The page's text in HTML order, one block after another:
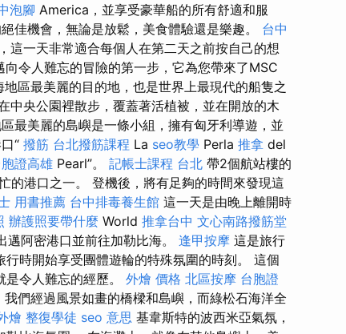
泡腳 America，並享受豪華船的所有舒適和服
佳機會，無論是放鬆，美食體驗還是樂趣。 台中
這一天非常適合每個人在第二天之前按自己的想
向令人難忘的冒險的第一步，它為您帶來了MSC
區最美麗的目的地，也是世界上最現代的船隻之
中央公園裡散步，覆蓋著活植被，並在開放的木
最美麗的島嶼是一條小組，擁有匈牙利導遊，並
“ 撥筋 台北撥筋課程 La seo教學 Perla 推拿 del
證高雄 Pearl”。 記帳士課程 台北 帶2個航站樓的
的港口之一。 登機後，將有足夠的時間來發現這
用書推薦 台中排毒養生館 這一天是由晚上離開時
辦護照要帶什麼 World 推拿台中 文心南路撥筋堂
邁阿密港口並前往加勒比海。 逢甲按摩 這是旅行
時開始享受團體遊輪的特殊氛圍的時刻。 這個
令人難忘的經歷。 外燴 價格 北區按摩 台胞證
我們經過風景如畫的橋樑和島嶼，而綠松石海洋全
燴 整復學徒 seo 意思 基韋斯特的波西米亞氣氛，